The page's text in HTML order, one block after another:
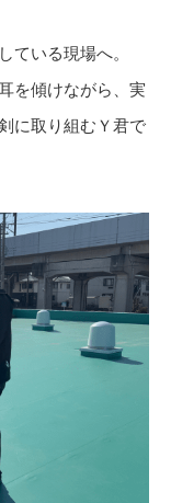
ている現場へ。
を傾けながら、実
に取り組むＹ君で